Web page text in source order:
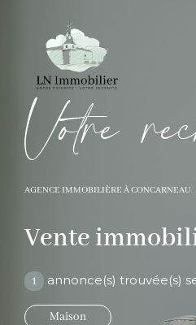
Votre rec
AGENCE IMMOBILIÈRE À CONCARNEAU
Vente
1 annonce(s) trouvée(s)
Maison